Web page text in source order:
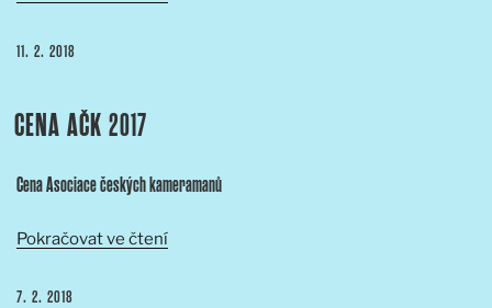
PUBLIKOVÁNO
11. 2. 2018
CENA AČK 2017
Cena Asociace českých kameramanů
Pokračovat ve čtení„Cena
PUBLIKOVÁNO
7. 2. 2018